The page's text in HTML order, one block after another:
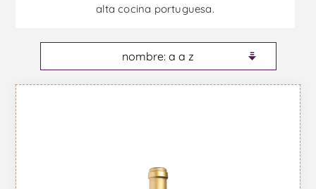
alta cocina portuguesa.